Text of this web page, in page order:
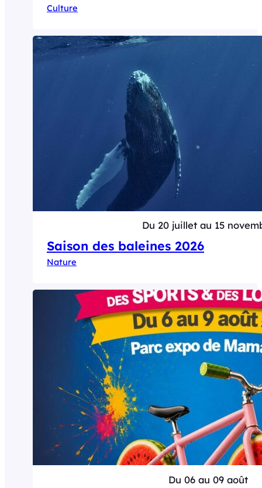
Culture
Du 20 juillet au 15
Saison des baleines 2026
Nature
Du 06 au 09 août